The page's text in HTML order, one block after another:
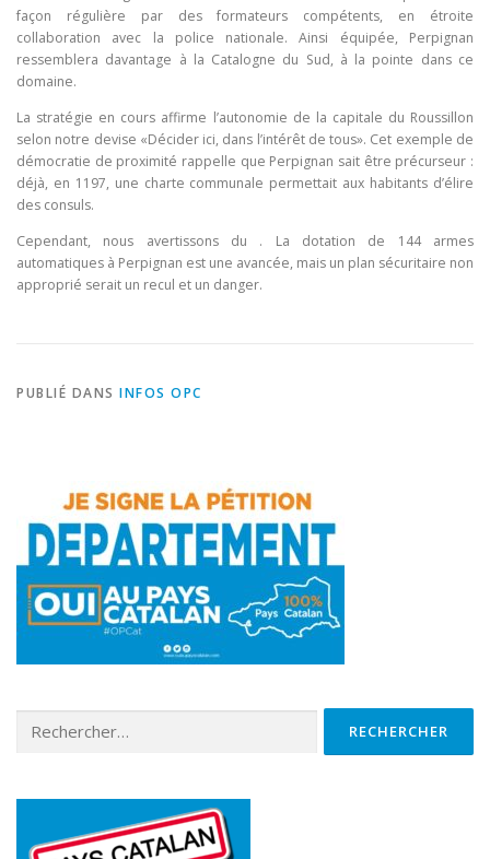
façon régulière par des formateurs compétents, en étroite
collaboration avec la police nationale. Ainsi équipée, Perpignan
ressemblera davantage à la Catalogne du Sud, à la pointe dans ce
domaine.
La stratégie en cours affirme l’autonomie de la capitale du Roussillon
selon notre devise «Décider ici, dans l’intérêt de tous». Cet exemple de
démocratie de proximité rappelle que Perpignan sait être précurseur :
déjà, en 1197, une charte communale permettait aux habitants d’élire
des consuls.
Cependant, nous avertissons du . La dotation de 144 armes
automatiques à Perpignan est une avancée, mais un plan sécuritaire non
approprié serait un recul et un danger.
PUBLIÉ DANS INFOS OPC